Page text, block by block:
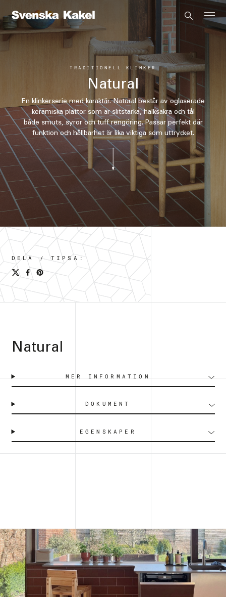
TRADITIONELL KLINKER
Natural
En klinkerserie med karaktär. Natural består av oglaserade
keramiska plattor som är slitstarka, halksäkra och tål
både smuts, syror och tuff rengöring. Passar perfekt där
funktion och hållbarhet är lika viktiga som uttrycket.
DELA / TIPSA:
Natural
MER INFORMATION
DOKUMENT
EGENSKAPER